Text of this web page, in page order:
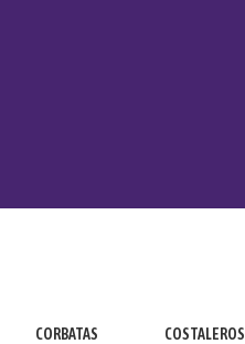
CORBATAS COSTALEROS